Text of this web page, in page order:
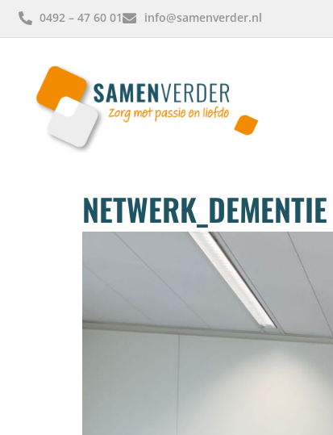
0492 – 47 60 01 info@samenverder.nl
NETWERK_DEMENTIE